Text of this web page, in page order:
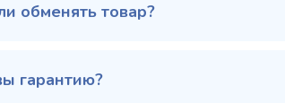
обменять товар?
гарантию?